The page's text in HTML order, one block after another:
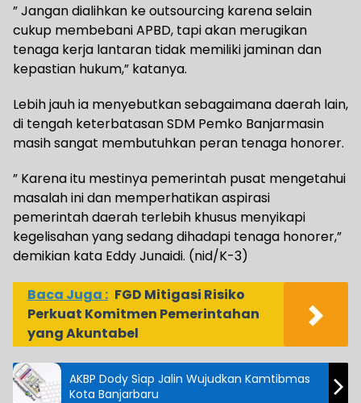
” Jangan dialihkan ke outsourcing karena selain
cukup membebani APBD, tapi akan merugikan
tenaga kerja lantaran tidak memiliki jaminan dan
kepastian hukum,” katanya.
Lebih jauh ia menyebutkan sebagaimana daerah lain,
di tengah keterbatasan SDM Pemko Banjarmasin
masih sangat membutuhkan peran tenaga honorer.
” Karena itu mestinya pemerintah pusat mengetahui
masalah ini dan memperhatikan aspirasi
pemerintah daerah terlebih khusus menyikapi
kegelisahan yang sedang dihadapi tenaga honorer,”
demikian kata Eddy Junaidi. (nid/K-3)
Baca Juga : FGD Mitigasi Risiko
Perkuat Komitmen Pemerintahan
yang Akuntabel
AKBP Dody Siap Jalin Wujudkan Kamtibmas
Kota Banjarbaru